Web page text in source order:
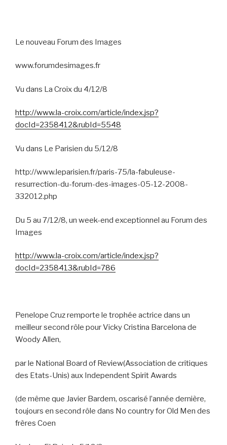
Le nouveau Forum des Images
www.forumdesimages.fr
Vu dans La Croix du 4/12/8
http://www.la-croix.com/article/index.jsp?
docId=2358412&rubId=5548
Vu dans Le Parisien du 5/12/8
http://www.leparisien.fr/paris-75/la-fabuleuse-
resurrection-du-forum-des-images-05-12-2008-
332012.php
Du 5 au 7/12/8, un week-end exceptionnel au Forum des
Images
http://www.la-croix.com/article/index.jsp?
docId=2358413&rubId=786
Penelope Cruz remporte le trophée actrice dans un
meilleur second rôle pour Vicky Cristina Barcelona de
Woody Allen,
par le National Board of Review(Association de critiques
des Etats-Unis) aux Independent Spirit Awards
(de même que Javier Bardem, oscarisé l’année dernière,
toujours en second rôle dans No country for Old Men des
frères Coen